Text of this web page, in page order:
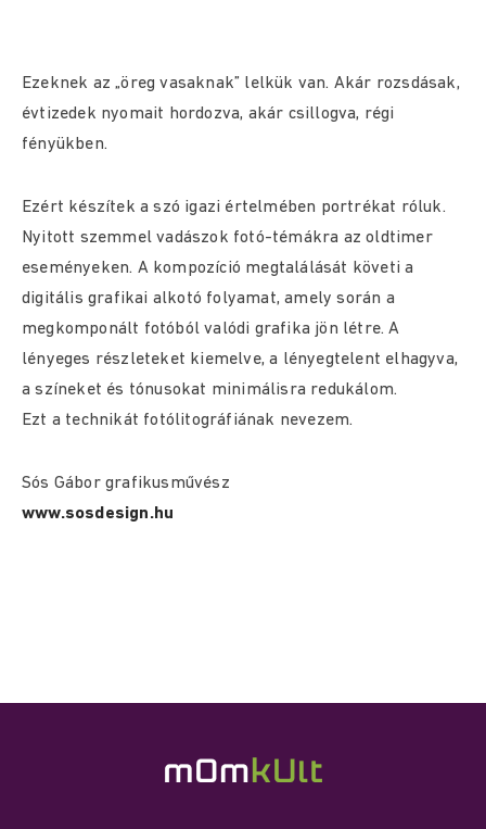
Ezeknek az „öreg vasaknak” lelkük van. Akár rozsdásak,
évtizedek nyomait hordozva, akár csillogva, régi
fényükben.
Ezért készítek a szó igazi értelmében portrékat róluk.
Nyitott szemmel vadászok fotó-témákra az oldtimer
eseményeken. A kompozíció megtalálását követi a
digitális grafikai alkotó folyamat, amely során a
megkomponált fotóból valódi grafika jön létre. A
lényeges részleteket kiemelve, a lényegtelent elhagyva,
a színeket és tónusokat minimálisra redukálom.
Ezt a technikát fotólitográfiának nevezem.
Sós Gábor grafikusművész
www.sosdesign.hu